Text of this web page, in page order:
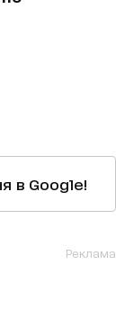
в Google!
Реклама